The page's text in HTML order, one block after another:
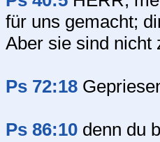
für uns gemacht;
Aber sie sind nicht
Ps 72:18
Ps 86:10 denn du